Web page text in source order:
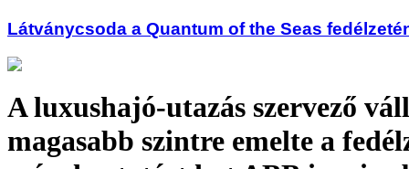
Látványcsoda a Quantum of the Seas
A luxushajó-utazás szervező
magasabb szintre emelte a